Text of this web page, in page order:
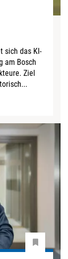
sich das KI-
am Bosch
Ziel